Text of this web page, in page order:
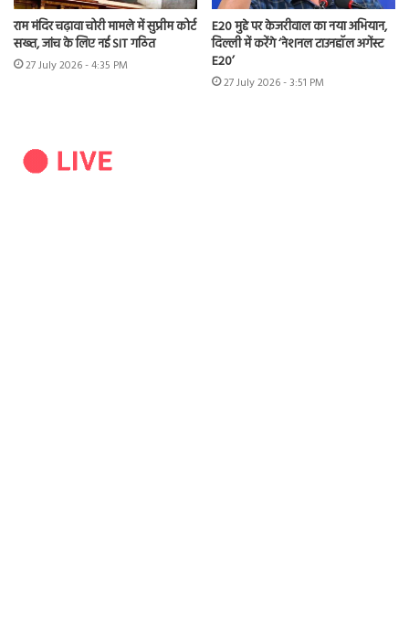
राम मंदिर चढ़ावा चोरी मामले में सुप्रीम कोर्ट
सख्त, जांच के लिए नई SIT गठित
27 July 2026 - 4:35 PM
E20 मुद्दे पर केजरीवाल का नया अभियान,
दिल्ली में करेंगे ‘नेशनल टाउनहॉल अगेंस्ट
E20’
27 July 2026 - 3:51 PM